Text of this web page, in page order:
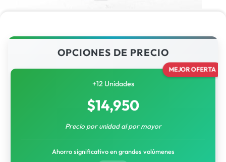
OPCIONES DE PRECIO
MEJOR OFERTA
+12 Unidades
$14,950
Precio por unidad al por mayor
Ahorro significativo en grandes volúmenes